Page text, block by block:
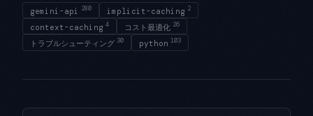
gemini-api 280 implicit-caching 2
context-caching 4 コスト最適化 26
トラブルシューティング 30 python 103